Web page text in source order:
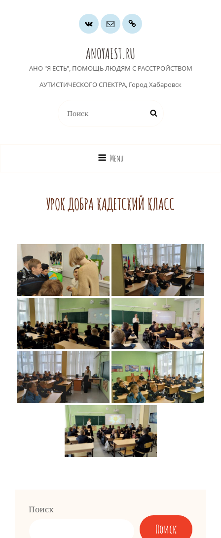
Группа
ВК
ПочтаХочу
помочь
ANOYAEST.RU
АНО "Я ЕСТЬ", ПОМОЩЬ ЛЮДЯМ С РАССТРОЙСТВОМ
АУТИСТИЧЕСКОГО СПЕКТРА, Город Хабаровск
Поиск
Menu
УРОК ДОБРА КАДЕТСКИЙ КЛАСС
Поиск
Поиск